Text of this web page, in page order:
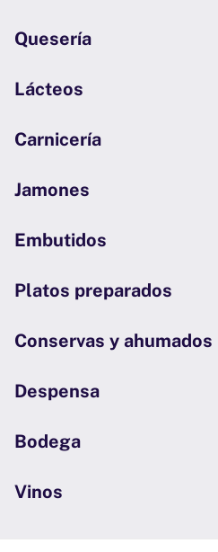
Quesería
Lácteos
Carnicería
Jamones
Embutidos
Platos preparados
Conservas y ahumados
Despensa
Bodega
Vinos